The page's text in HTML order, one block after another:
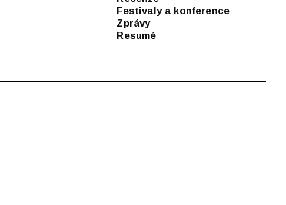
Festivaly a konference
Zprávy
Resumé